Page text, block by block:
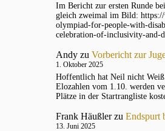
Im Bericht zur ersten Runde
gleich zweimal im Bild:
olympiad-for-people-with-
celebration-of-inclusivity-and-
Andy zu Vorbericht zur
1. Oktober 2025
Hoffentlich hat Neil nicht
Elozahlen vom 1.10. werden
Plätze in der Startrangliste
Frank Häußlerzu Endspurt
13. Juni 2025